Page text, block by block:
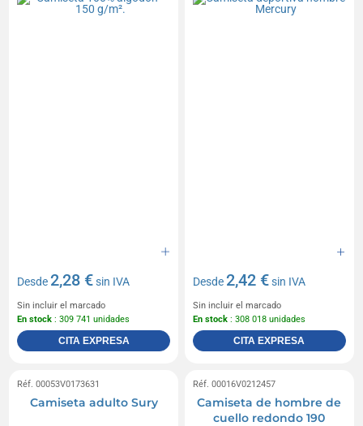
Desde2,28 €sin IVA
Sin incluir el marcado
En stock : 309 741 unidades
CITA EXPRESA
Desde2,42 €sin IVA
Sin incluir el marcado
En stock : 308 018 unidades
CITA EXPRESA
Réf. 00053V0173631
Camiseta adulto Sury
Réf. 00016V0212457
Camiseta de hombre de
cuello redondo 190